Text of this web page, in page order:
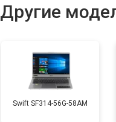
Установка
Другие
Swift SF314-56G-58AM